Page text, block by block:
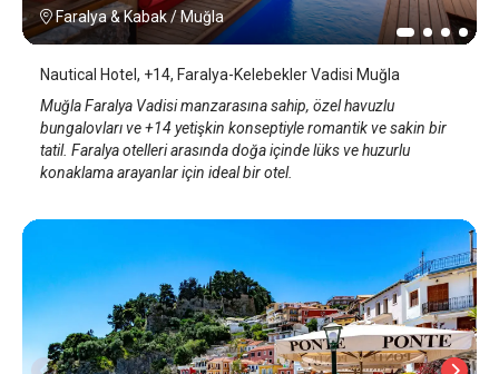
Faralya & Kabak/ Muğla
Nautical Hotel, +14, Faralya-Kelebekler Vadisi Muğla
Muğla Faralya Vadisi manzarasına sahip, özel havuzlu
bungalovları ve +14 yetişkin konseptiyle romantik ve sakin bir
tatil. Faralya otelleri arasında doğa içinde lüks ve huzurlu
konaklama arayanlar için ideal bir otel.